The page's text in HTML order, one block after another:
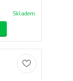
Skladem